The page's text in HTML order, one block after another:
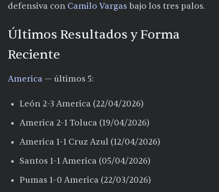
defensiva con Camilo Vargas bajo los tres palos.
Últimos Resultados y Forma
Reciente
America — últimos 5:
León 2-3 America (22/04/2026)
America 2-1 Toluca (19/04/2026)
America 1-1 Cruz Azul (12/04/2026)
Santos 1-1 America (05/04/2026)
Pumas 1-0 America (22/03/2026)